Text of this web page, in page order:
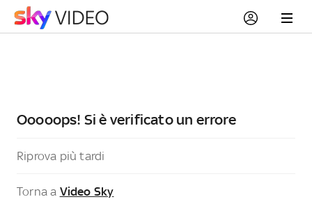
Ooooops! Si è verificato un errore
Riprova più tardi
Torna a Video Sky